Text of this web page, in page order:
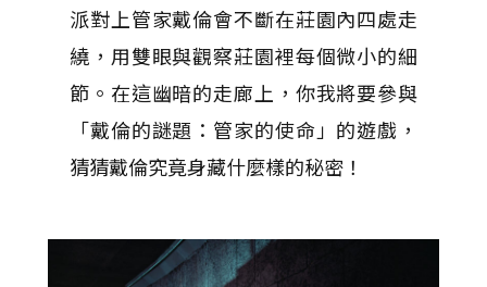
派對上管家戴倫會不斷在莊園內四處走
繞，用雙眼與觀察莊園裡每個微小的細
節。在這幽暗的走廊上，你我將要參與
「戴倫的謎題：管家的使命」的遊戲，
猜猜戴倫究竟身藏什麼樣的秘密！